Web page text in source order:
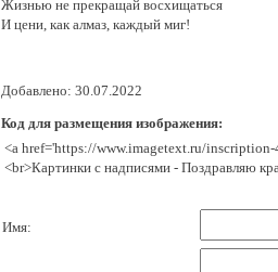
Жизнью не прекращай восхищаться
И цени, как алмаз, каждый миг!
Добавлено: 30.07.2022
Код для размещения изображения:
<a href='https://www.imagetext.ru/
<br>Картинки с надписями - Поздравляю
Имя: